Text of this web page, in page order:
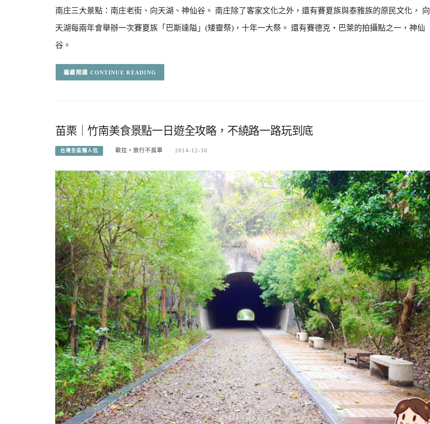
南庄三大景點：南庄老街、向天湖、神仙谷。 南庄除了客家文化之外，還有賽夏族與泰雅族的原民文化， 向
天湖每兩年會舉辦一次賽夏族「巴斯達隘」(矮靈祭)，十年一大祭。 還有賽德克‧巴萊的拍攝點之一，神仙
谷。
CONTINUE READING
苗栗｜竹南美食景點一日遊全攻略，不繞路一路玩到底
台灣全區懶人包 歐拉。旅行不孤單 2014-12-30